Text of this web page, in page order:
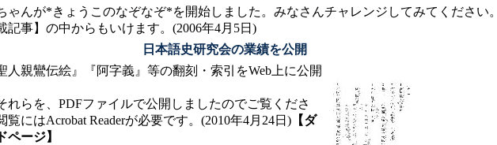
ゃんが*きょうこのなぞなぞ*を開始しました。みなさんチャレンジしてみてください。
記事】の中からもいけます。(2006年4月5日)
日本語史研究会の業績を公開
親鸞伝絵』『阿字義』等の翻刻・索引をWeb上に公開
らを、PDFファイルで公開しましたのでご覧くださ
覧にはAcrobat Readerが必要です。(2010年4月24日) 【ダ
ページ】